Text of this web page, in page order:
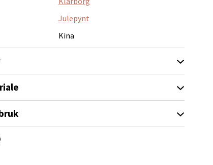
Julepynt
Kina